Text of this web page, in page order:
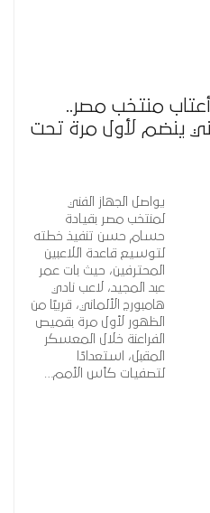
منتخب مصر..
ينضم لأول مرة تحت
يواصل الجهاز الفني
لمنتخب مصر بقيادة
حسام حسن تنفيذ خطته
لتوسيع قاعدة اللاعبين
المحترفين، حيث بات عمر
عبد المجيد، لاعب نادي
هامبورج الألماني، قريبًا من
الظهور لأول مرة بقميص
الفراعنة خلال المعسكر
المقبل، استعدادًا
لتصفيات كأس الأمم…